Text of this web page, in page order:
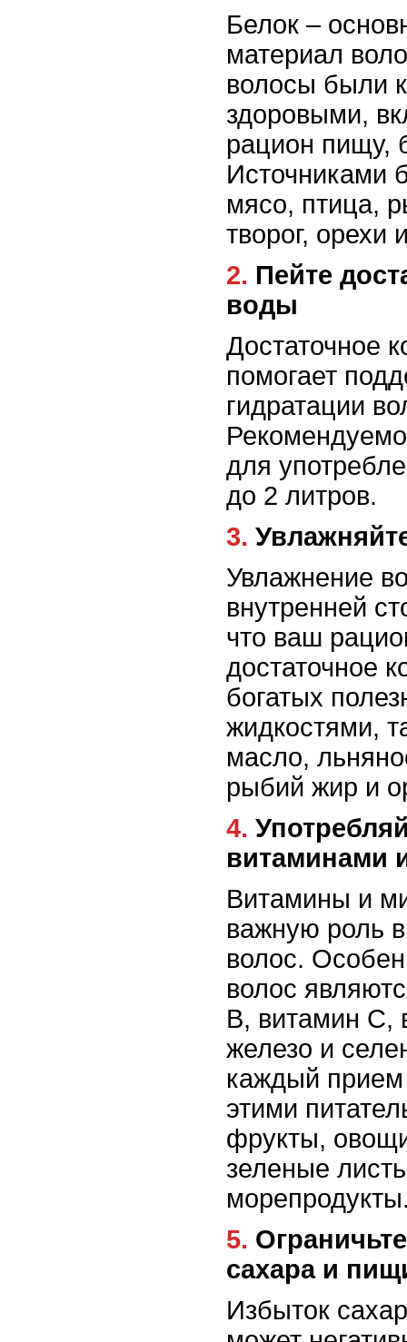
Белок –
материал
волосы были
здоровыми,
рацион пищу,
Источниками
мясо, птица,
творог, орехи
2. Пейте достаточное количество
воды
Достаточное
помогает
гидратации
для
до 2 литров.
3.
Увлажнение
внутренней
что ваш
достаточное
богатых
жидкостями,
масло,
рыбий жир и
4. Употребляйте пищу, богатую
витаминами
Витамины и
важную роль
волос.
волос
В, витамин С,
железо и
каждый
этими
фрукты,
зеленые
5. Ограничьте потребление
сахара и
Избыток